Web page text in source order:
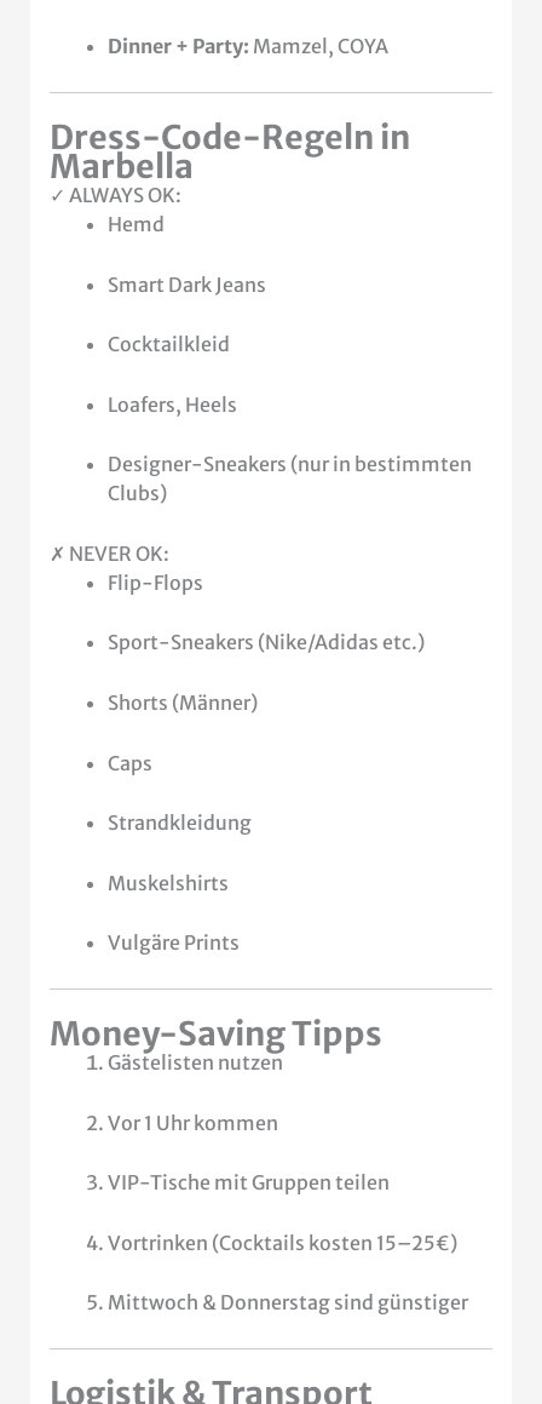
Dinner + Party: Mamzel, COYA
Dress-Code-Regeln in
Marbella
✓ ALWAYS OK:
Hemd
Smart Dark Jeans
Cocktailkleid
Loafers, Heels
Designer-Sneakers (nur in bestimmten
Clubs)
✗ NEVER OK:
Flip-Flops
Sport-Sneakers (Nike/Adidas etc.)
Shorts (Männer)
Caps
Strandkleidung
Muskelshirts
Vulgäre Prints
Money-Saving Tipps
Gästelisten nutzen
Vor 1 Uhr kommen
VIP-Tische mit Gruppen teilen
Vortrinken (Cocktails kosten 15–25€)
Mittwoch & Donnerstag sind günstiger
Logistik & Transport